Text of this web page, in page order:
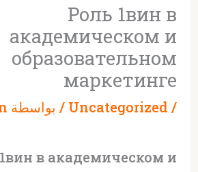
Роль 1вин в
академическом и
образовательном
маркетинге
/
Uncategorized / بواسطة
в академическом и